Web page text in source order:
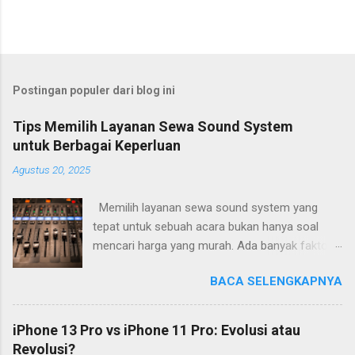
Postingan populer dari blog ini
Tips Memilih Layanan Sewa Sound System
untuk Berbagai Keperluan
Agustus 20, 2025
Memilih layanan sewa sound system yang
tepat untuk sebuah acara bukan hanya soal
mencari harga yang murah. Ada banyak faktor
berjalan lancar dengan kualitas audio yang
memadai. Salah satu hal mendasar adalah
menyesuaikan sistem dengan jenis dan lokasi
BACA SELENGKAPNYA
iPhone 13 Pro vs iPhone 11 Pro: Evolusi atau
Revolusi?